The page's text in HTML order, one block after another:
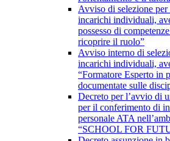
Avviso di selezione
incarichi individuali,
possesso di
ricoprire il ruolo”
Avviso interno di
incarichi individuali,
“Formatore Esperto in
documentate sulle
Decreto per l’avvio di
per il conferimento di
personale ATA
“SCHOOL FOR